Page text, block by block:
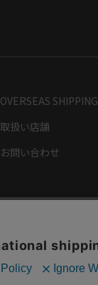
OVERSEAS SHIPPING
取扱い店舗
お問い合わせ